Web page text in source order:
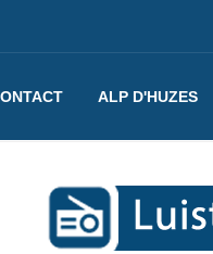
ALP D'HUZES